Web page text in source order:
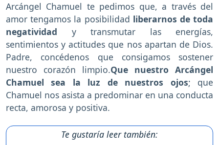
Arcángel Chamuel te pedimos que, a través del
amor tengamos la posibilidad liberarnos de toda
negatividad y transmutar las energías,
sentimientos y actitudes que nos apartan de Dios.
Padre, concédenos que consigamos sostener
nuestro corazón limpio.Que nuestro Arcángel
Chamuel sea la luz de nuestros ojos; que
Chamuel nos asista a predominar en una conducta
recta, amorosa y positiva.
Te gustaría leer también: